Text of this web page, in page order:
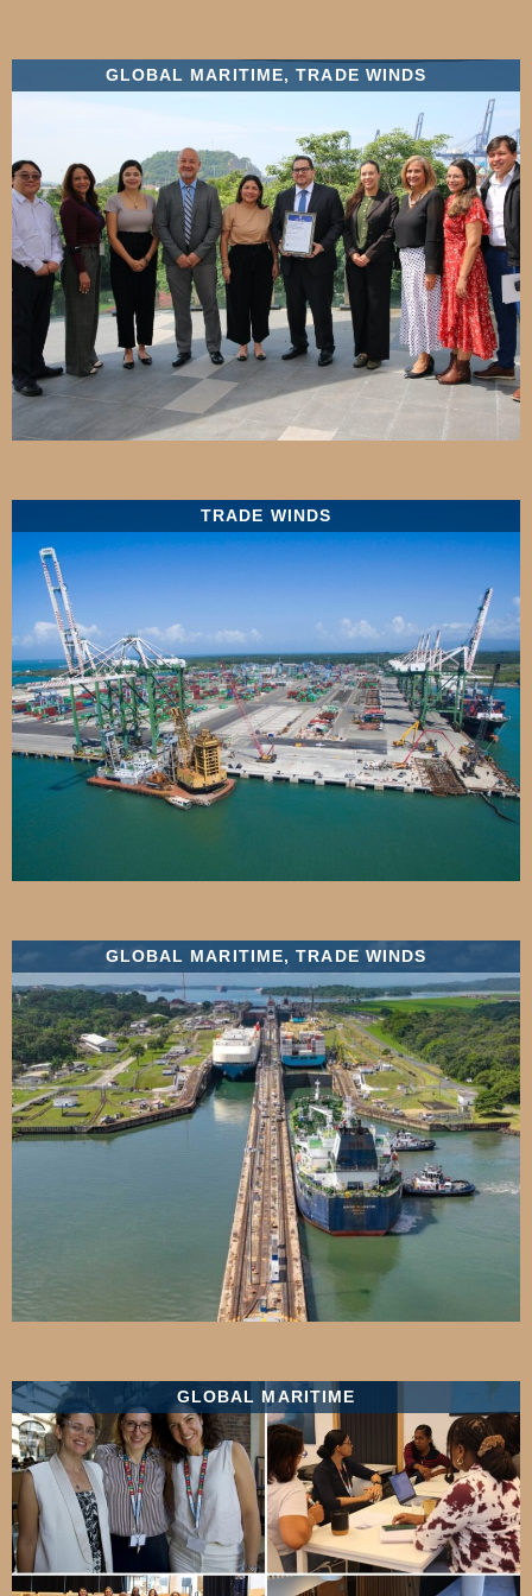
GLOBAL MARITIME,TRADE WINDS
TRADE WINDS
GLOBAL MARITIME,TRADE WINDS
GLOBAL MARITIME